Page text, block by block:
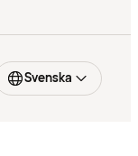
Svenska